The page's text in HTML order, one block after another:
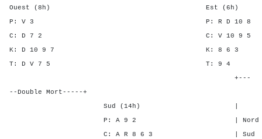
Ouest (8h) Est (6h)
P: V 3 P: R D
C: D 7 2 C: V 10
K: D 10 9 7 K: 8
T: D V 7 5 T:
+---
--Double Mort-----+
Sud (14h) | SA P
P: A 9 2 | Nord 3 4
C: A R 8 6 3 | Sud 3 4